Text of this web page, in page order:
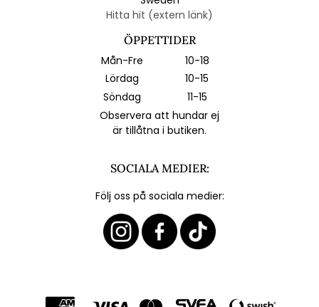
Hitta hit (extern länk)
ÖPPETTIDER
Mån-Fre
10-18
Lördag
10-15
Söndag
11-15
Observera att hundar ej
är tillåtna i butiken.
SOCIALA MEDIER:
Följ oss på sociala medier: